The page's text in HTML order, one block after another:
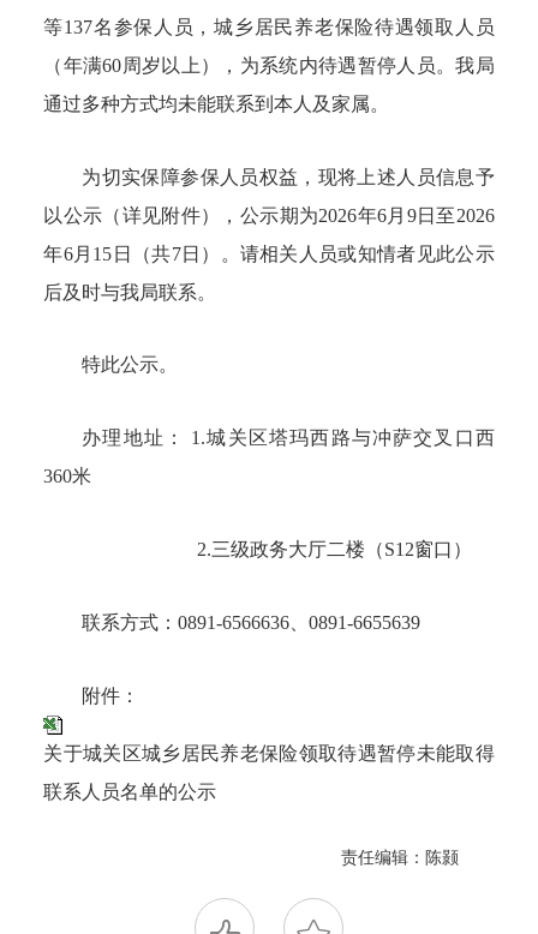
等137名参保人员，城乡居民养老保险待遇领取人员
（年满60周岁以上），为系统内待遇暂停人员。我局
通过多种方式均未能联系到本人及家属。
为切实保障参保人员权益，现将上述人员信息予
以公示（详见附件），公示期为2026年6月9日至2026
年6月15日（共7日）。请相关人员或知情者见此公示
后及时与我局联系。
特此公示。
办理地址：
1.城关区塔玛西路与冲萨交叉口西
360米
2.三级政务大厅二楼（S12窗口）
联系方式：0891-6566636、0891-6655639
附件：
关于城关区城乡居民养老保险领取待遇暂停未能取得
联系人员名单的公示
责任编辑：陈颢